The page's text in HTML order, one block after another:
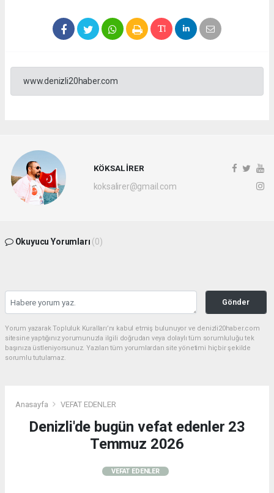
www.denizli20haber.com
KÖKSAL İRER
koksalirer@gmail.com
Okuyucu Yorumları (0)
Gönder
Yorum yazarak Topluluk Kuralları’nı kabul etmiş bulunuyor ve denizli20haber.com
sitesine yaptığınız yorumunuzla ilgili doğrudan veya dolaylı tüm sorumluluğu tek
başınıza üstleniyorsunuz. Yazılan tüm yorumlardan site yönetimi hiçbir şekilde
sorumlu tutulamaz.
Anasayfa VEFAT EDENLER
Denizli'de bugün vefat edenler 23
Temmuz 2026
VEFAT EDENLER